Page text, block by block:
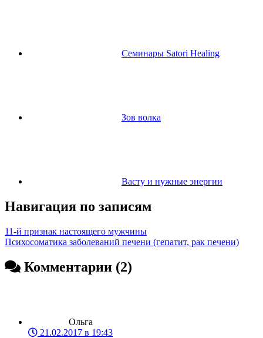
Семинары Satori Healing
Зов волка
Васту и нужные энергии
Навигация по записям
11-й признак настоящего мужчины
Психосоматика заболеваний печени (гепатит, рак печени)
Комментарии (2)
Ольга
21.02.2017 в 19:43